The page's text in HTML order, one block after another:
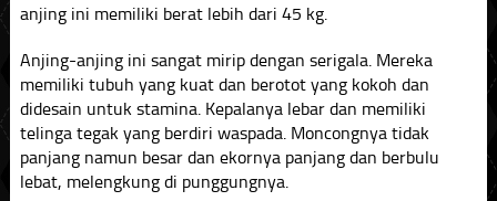
anjing ini memiliki berat lebih dari 45 kg.
Anjing-anjing ini sangat mirip dengan serigala. Mereka
memiliki tubuh yang kuat dan berotot yang kokoh dan
didesain untuk stamina. Kepalanya lebar dan memiliki
telinga tegak yang berdiri waspada. Moncongnya tidak
panjang namun besar dan ekornya panjang dan berbulu
lebat, melengkung di punggungnya.